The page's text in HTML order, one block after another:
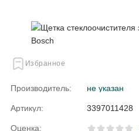
Избранное
Производитель: не указан
Артикул: 3397011428
Оценка: